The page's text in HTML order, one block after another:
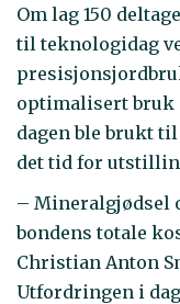
Om lag 150
til teknologidag
optimalisert bruk
dagen ble brukt
det tid for
– Mineralgjødsel
bondens totale
Christian Anton
Utfordringen i